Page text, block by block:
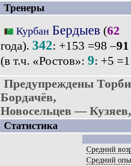
Тренеры
Курбан Бердыев (62
года). 342: +153 =98 –91
(в т.ч. «Ростов»: 9: +5
Предупреждены
Бордачёв,
Новосельцев —
Статистика
Средний
Средний